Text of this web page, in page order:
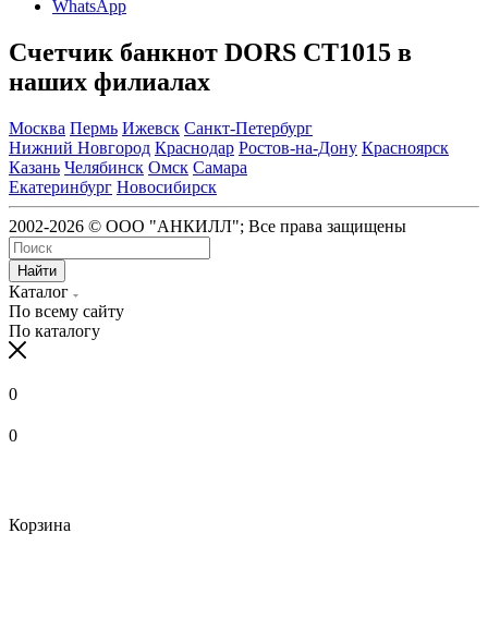
WhatsApp
Счетчик банкнот DORS CT1015 в
наших филиалах
Москва Пермь Ижевск Санкт-Петербург
Нижний Новгород Краснодар Ростов-на-Дону Красноярск
Казань Челябинск Омск Самара
Екатеринбург Новосибирск
2002-2026 © ООО "АНКИЛЛ"; Все права защищены
Найти
Каталог
По всему сайту
По каталогу
0
0
Корзина